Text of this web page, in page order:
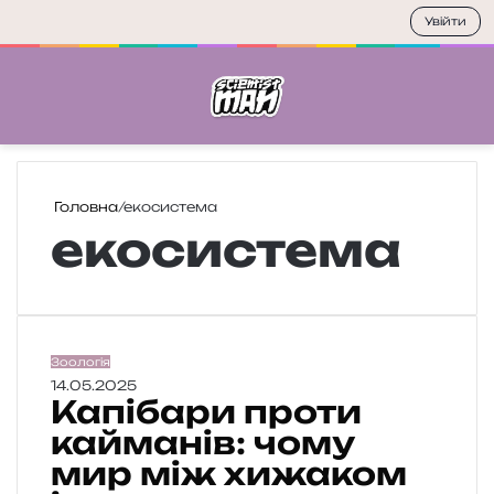
Головна/екосистема
екосистема
К
а
б
а
Зоологія
14.05.2025
Капібари проти
кайманів: чому
мир між хижаком
Увійти